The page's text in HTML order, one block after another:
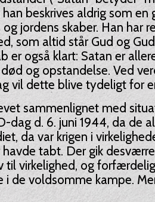
beskrives aldrig som en
jordens skaber. Han har
som altid står Gud og
er også klart: Satan er
og opstandelse. Ved
vil dette blive tydeligt for
sammenlignet med
dag d. 6. juni 1944, da de
da var krigen i
tabt. Der gik
til virkelighed, og
i de voldsomme kampe.